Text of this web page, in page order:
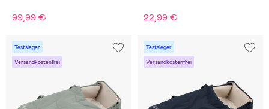
99,99 € 22,99 €
Testsieger
Versandkostenfrei
Testsieger
Versandkostenfrei